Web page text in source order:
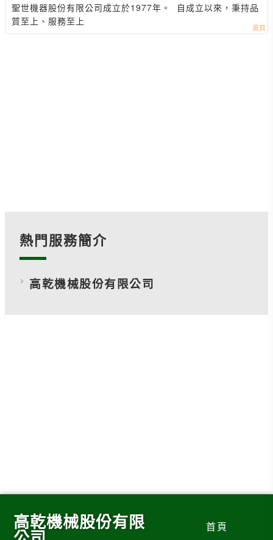
聖世機器股份有限公司成立於1977年。 自成立以來，秉持品
質至上、服務至上
熱門服務簡介
高乾機械股份有限公司
高乾機械股份有限 首頁